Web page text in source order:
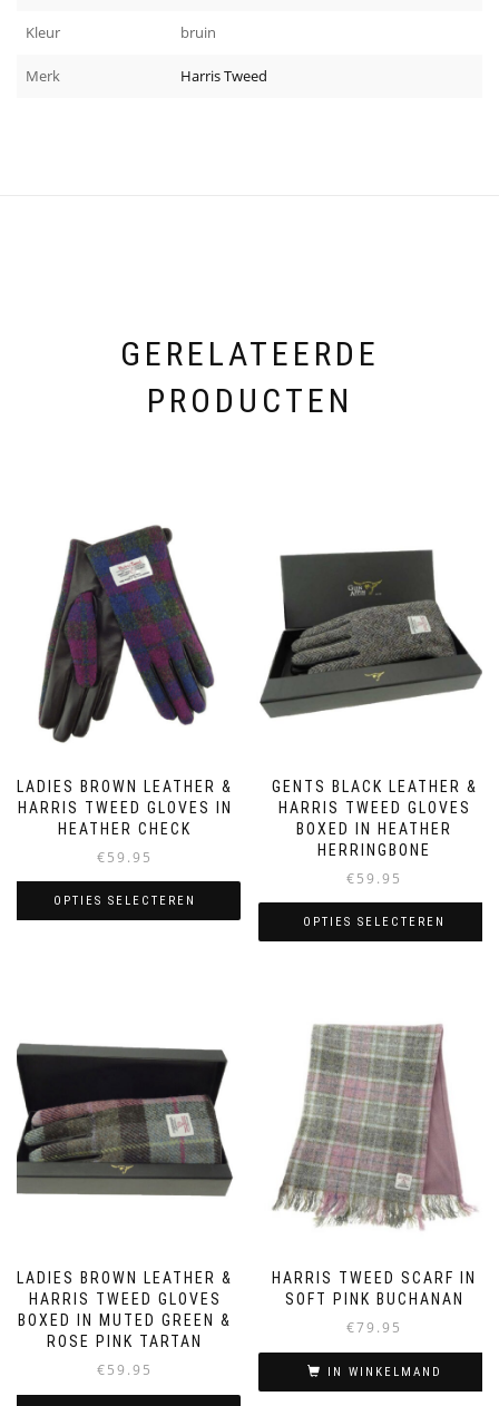
Kleur bruin
Merk Harris Tweed
GERELATEERDE
PRODUCTEN
LADIES BROWN LEATHER &
HARRIS TWEED GLOVES IN
HEATHER CHECK
€59.95
OPTIES SELECTEREN
Deze
kan
gekozen
worden
op
GENTS BLACK LEATHER &
HARRIS TWEED GLOVES
BOXED IN HEATHER
HERRINGBONE
€59.95
OPTIES SELECTEREN
meerdere
variaties.
Deze
optie
kan
gekozen
worden
op
de
productpagina
LADIES BROWN LEATHER &
HARRIS TWEED GLOVES
BOXED IN MUTED GREEN &
ROSE PINK TARTAN
€59.95
HARRIS TWEED SCARF IN
SOFT PINK BUCHANAN
€79.95
IN WINKELMAND